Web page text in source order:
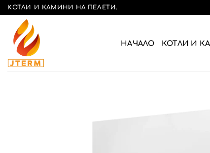
Skip
to
content
КОТЛИ И КАМИНИ НА ПЕЛЕТИ.
НАЧАЛО КОТЛИ И